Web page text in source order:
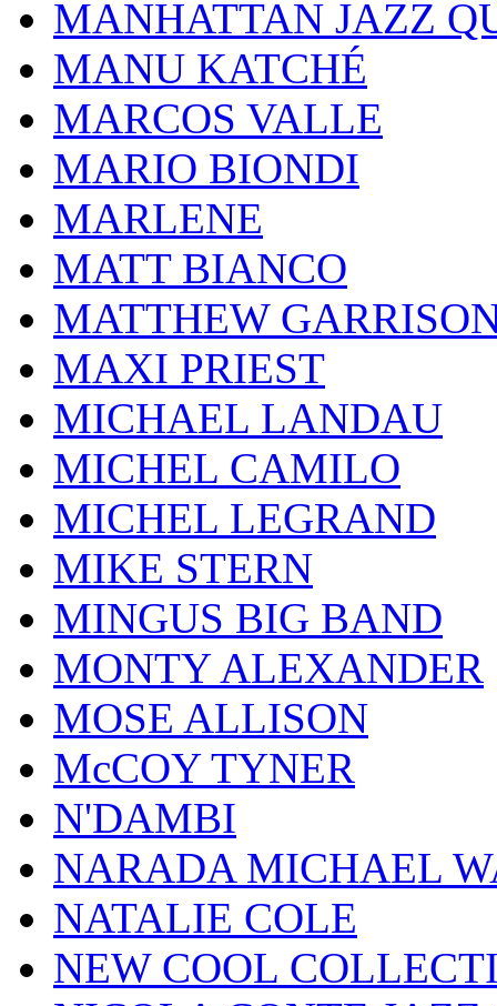
MANHATTAN JAZZ
MANU KATCHÉ
MARCOS VALLE
MARIO BIONDI
MARLENE
MATT BIANCO
MATTHEW
MAXI PRIEST
MICHAEL LANDAU
MICHEL CAMILO
MICHEL LEGRAND
MIKE STERN
MINGUS BIG BAND
MONTY ALEXANDER
MOSE ALLISON
McCOY TYNER
N'DAMBI
NARADA MICHAEL
NATALIE COLE
NEW COOL